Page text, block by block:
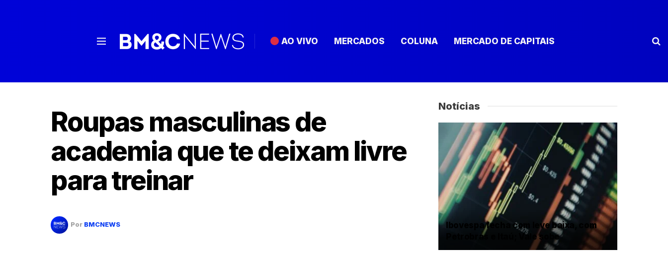
AO VIVO MERCADOS COLUNA MERCADO DE CAPITAIS
Roupas masculinas de
academia que te deixam livre
para treinar
Por BMCNEWS
Notícias
Ibovespa fecha com leve baixa, com
Petrobras e Itaú; Vale sobe